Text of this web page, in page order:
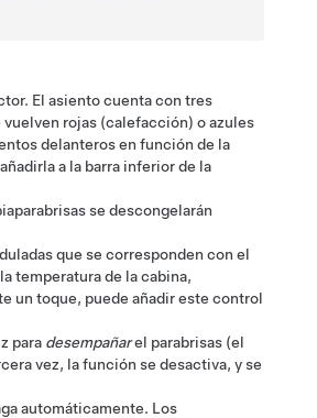
El asiento cuenta con tres
vuelven rojas (calefacción) o azules
delanteros en función de la
a la barra inferior de la
se descongelarán
que se corresponden con el
temperatura de la cabina,
un toque, puede añadir este control
para desempañarel parabrisas (el
vez, la función se desactiva, y se
automáticamente. Los